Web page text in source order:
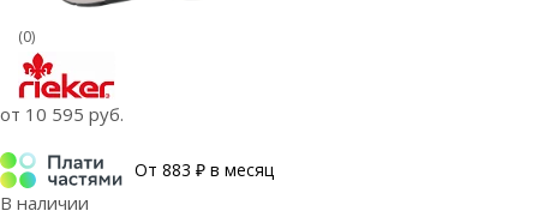
(0)
от 10 595 руб.
От 883 ₽ в месяц
В наличии